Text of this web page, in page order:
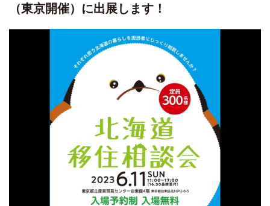
（東京開催）に出展します！